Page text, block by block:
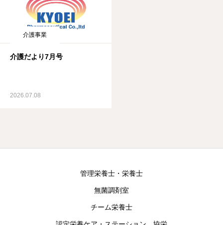
介護事業
介護だより7月号
2026.07.08
管理栄養士・栄養士
無菌調剤室
チーム栄養士